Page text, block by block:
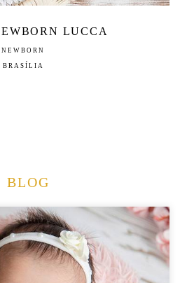
LUCCA
NEWBORN
BRASÍLIA
BLOG